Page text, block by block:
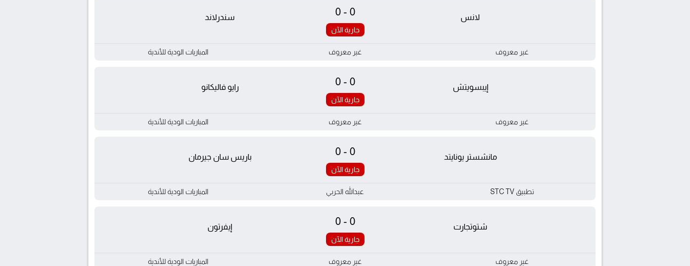
لانس 0-0
جارية الآن
سندرلاند
غير معروف غير معروف المباريات الودية للأندية
إيبسويتش 0-0
جارية الآن
رايو فاليكانو
غير معروف غير معروف المباريات الودية للأندية
مانشستر يونايتد 0-0
جارية الآن
باريس سان جيرمان
تطبيق STC TV عبدالله الحربي المباريات الودية للأندية
شتوتجارت 0-0
جارية الآن
إيفرتون
غير معروف غير معروف المباريات الودية للأندية